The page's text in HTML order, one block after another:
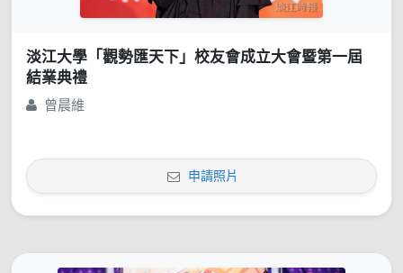
淡江大學「觀勢匯天下」校友會成立大會暨第一屆
結業典禮
曾晨維
申請照片